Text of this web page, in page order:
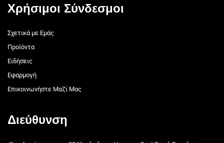
Χρήσιμοι Σύνδεσμοι
Σχετικά με Εμάς
Προϊόντα
Ειδήσεις
Εφαρμογή
Επικοινωνήστε Μαζί Μας
Διεύθυνση